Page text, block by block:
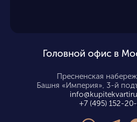
Головной офис в
Пресненская
Башня «Империя», 3-й
+7 (495) 152-